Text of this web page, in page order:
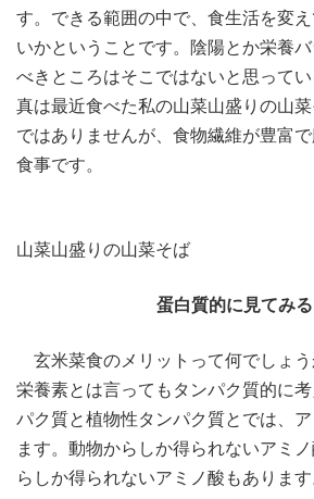
す。できる範囲の中で、食生活を変
いかということです。陰陽とか栄養
べきところはそこではないと思って
真は最近食べた私の山菜山盛りの山
ではありませんが、食物繊維が豊富
食事です。
山菜山盛りの山菜そば
蛋白質的に見てみ
玄米菜食のメリットって何でしょう
栄養素とは言ってもタンパク質的に
パク質と植物性タンパク質とでは、
ます。動物からしか得られないアミ
らしか得られないアミノ酸もありま